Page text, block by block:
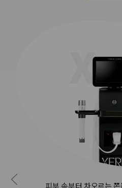
피부 속부터 차오르는